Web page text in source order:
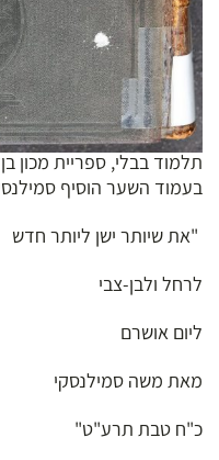
תלמוד בבלי, ספריית מכון
בעמוד השער הוסיף
"את שיותר ישן ליותר חדש
לרחל ולבן-צבי
ליום אושרם
מאת משה סמילנסקי
כ"ח טבת תרע"ט"